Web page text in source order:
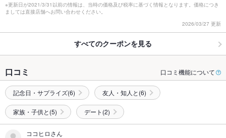
※更新日が2021/3/31以前の情報は、当時の価格及び税率に基づく情報となります。価格につき
ましては直接店舗へお問い合わせください。
2026/03/27 更新
すべてのクーポンを見る
口コミ 口コミ機能について
記念日・サプライズ(6) 友人・知人と(6)
家族・子供と(5) デート(2)
ココヒロさん